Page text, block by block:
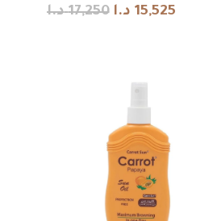
17,250 د.ا 15,525 د.ا